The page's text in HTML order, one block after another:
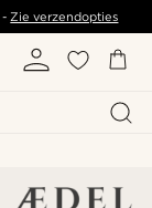
-Zie verzendopties